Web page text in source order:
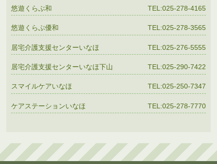
悠遊くらぶ和 TEL:025-278-4165
悠遊くらぶ優和 TEL:025-278-3565
居宅介護支援センターいなほ TEL:025-276-5555
居宅介護支援センターいなほ下山 TEL:025-290-7422
スマイルケアいなほ TEL:025-250-7347
ケアステーションいなほ TEL:025-278-7770